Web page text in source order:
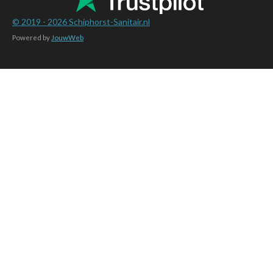
© 2019 - 2026Schiphorst-Sanitair.nl
Powered by JouwWeb